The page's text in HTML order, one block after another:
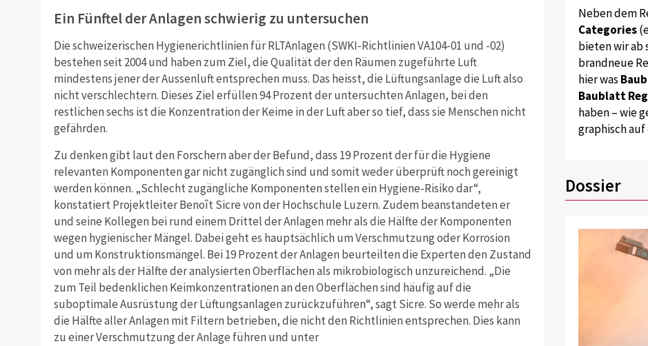
Ein Fünftel der Anlagen schwierig zu untersuchen
Die schweizerischen Hygienerichtlinien für RLTAnlagen (SWKI-Richtlinien VA104-01 und -02)
bestehen seit 2004 und haben zum Ziel, die Qualität der den Räumen zugeführte Luft
mindestens jener der Aussenluft entsprechen muss. Das heisst, die Lüftungsanlage die Luft also
nicht verschlechtern. Dieses Ziel erfüllen 94 Prozent der untersuchten Anlagen, bei den
restlichen sechs ist die Konzentration der Keime in der Luft aber so tief, dass sie Menschen nicht
gefährden.
Zu denken gibt laut den Forschern aber der Befund, dass 19 Prozent der für die Hygiene
relevanten Komponenten gar nicht zugänglich sind und somit weder überprüft noch gereinigt
werden können. „Schlecht zugängliche Komponenten stellen ein Hygiene-Risiko dar“,
konstatiert Projektleiter Benoît Sicre von der Hochschule Luzern. Zudem beanstandeten er
und seine Kollegen bei rund einem Drittel der Anlagen mehr als die Hälfte der Komponenten
wegen hygienischer Mängel. Dabei geht es hauptsächlich um Verschmutzung oder Korrosion
und um Konstruktionsmängel. Bei 19 Prozent der Anlagen beurteilten die Experten den Zustand
von mehr als der Hälfte der analysierten Oberflächen als mikrobiologisch unzureichend. „Die
zum Teil bedenklichen Keimkonzentrationen an den Oberflächen sind häufig auf die
suboptimale Ausrüstung der Lüftungsanlagen zurückzuführen“, sagt Sicre. So werde mehr als
die Hälfte aller Anlagen mit Filtern betrieben, die nicht den Richtlinien entsprechen. Dies kann
zu einer Verschmutzung der Anlage führen und unter
Neben dem
Categories
bieten wir ab
brandneue
hier was
Baublatt
haben – wie
graphisch
Dossier